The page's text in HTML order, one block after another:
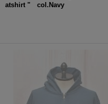
atshirt " col.Navy